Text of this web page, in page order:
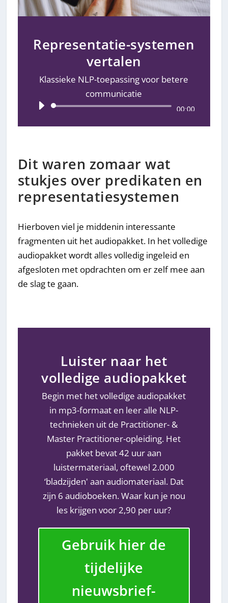
Representatie-systemen
vertalen
Klassieke NLP-toepassing voor betere
communicatie
Audiospeler 00:00
Dit waren zomaar wat
stukjes over predikaten en
representatiesystemen
Hierboven viel je middenin interessante
fragmenten uit het audiopakket. In het volledige
audiopakket wordt alles volledig ingeleid en
afgesloten met opdrachten om er zelf mee aan
de slag te gaan.
Luister naar het
volledige audiopakket
Begin met het volledige audiopakket
in mp3-formaat en leer alle NLP-
technieken uit de Practitioner- &
Master Practitioner-opleiding. Het
pakket bevat 42 uur aan
luistermateriaal, oftewel 2.000
‘bladzijden' aan audiomateriaal. Dat
zijn 6 audioboeken. Waar kun je nou
les krijgen voor 2,90 per uur?
Gebruik hier de
tijdelijke
nieuwsbrief-